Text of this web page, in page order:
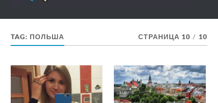
TAG: ПОЛЬША СТРАНИЦА 10 / 10